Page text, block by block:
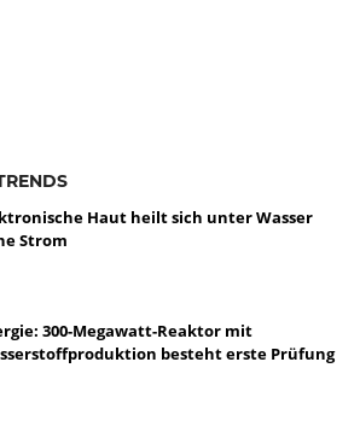
Haut heilt sich unter Wasser
Strom
300-Megawatt-Reaktor mit
besteht erste Prüfung